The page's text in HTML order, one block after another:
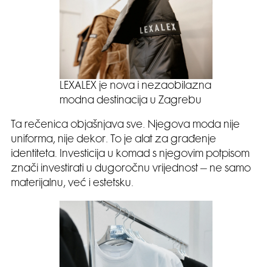
LEXALEX je nova i nezaobilazna
modna destinacija u Zagrebu
Ta rečenica objašnjava sve. Njegova moda nije
uniforma, nije dekor. To je alat za građenje
identiteta. Investicija u komad s njegovim potpisom
znači investirati u dugoročnu vrijednost – ne samo
materijalnu, već i estetsku.